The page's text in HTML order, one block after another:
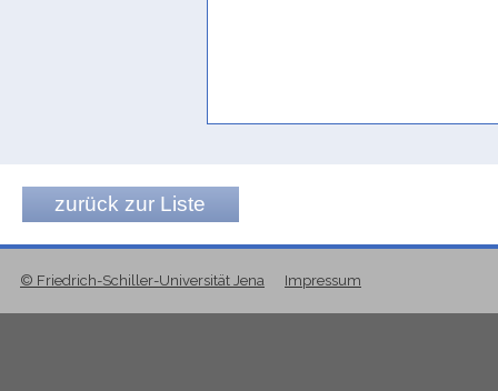
zurück zur Liste
© Friedrich-Schiller-Universität Jena Impressum